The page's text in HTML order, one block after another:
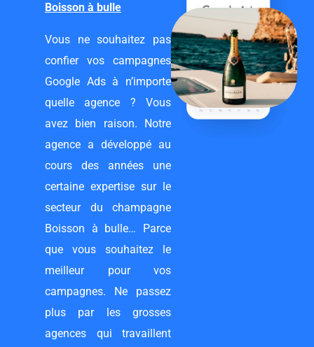
Boisson à bulle
Vous ne souhaitez pas
confier vos campagnes
Google Ads à n’importe
quelle agence ? Vous
avez bien raison. Notre
agence a développé au
cours des années une
certaine expertise sur le
secteur du champagne
Boisson à bulle… Parce
que vous souhaitez le
meilleur pour vos
campagnes. Ne passez
plus par les grosses
agences qui travaillent